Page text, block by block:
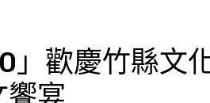
」歡慶竹縣